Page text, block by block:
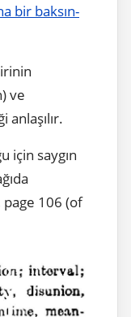
bir baksın-
ve
anlaşılır.
için saygın
106 (of